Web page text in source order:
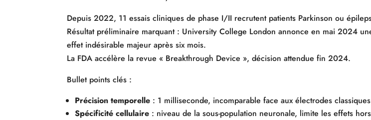
Depuis 2022, 11 essais cliniques de phase I/II recrutent patients Parkinson ou
Résultat préliminaire marquant : University College London annonce en mai 2024
effet indésirable majeur après six mois.
La FDA accélère la revue « Breakthrough Device », décision attendue fin 2024.
Bullet points clés :
Précision temporelle : 1 milliseconde, incomparable face aux électrodes
Spécificité cellulaire : niveau de la sous-population neuronale, limite les effets